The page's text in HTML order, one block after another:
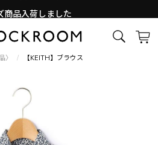
商品入荷しました
テム続々と入荷中！
〉 / 【KEITH】ブラウス